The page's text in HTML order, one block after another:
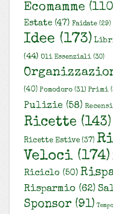
Ecomamme
Estate(47) Faidate(29)
Idee (173)
(44) Oli Essenziali(30)
(40) Pomodoro(31) Primi
Pulizie (58)
Ricette (143)
Ricette Estive(37)
Veloci(174)
Riciclo (50)
Risparmio (62)
Sponsor(91) Tempo